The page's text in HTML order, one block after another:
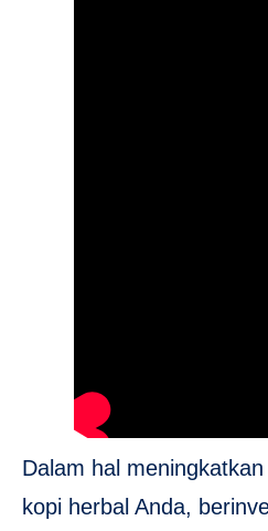
Dalam hal
kopi herbal Anda,